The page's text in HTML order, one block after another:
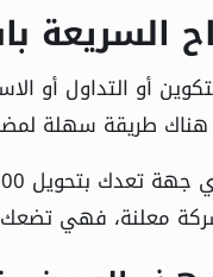
السريعة
أو التداول أو
طريقة سهلة
معلنة، فهي